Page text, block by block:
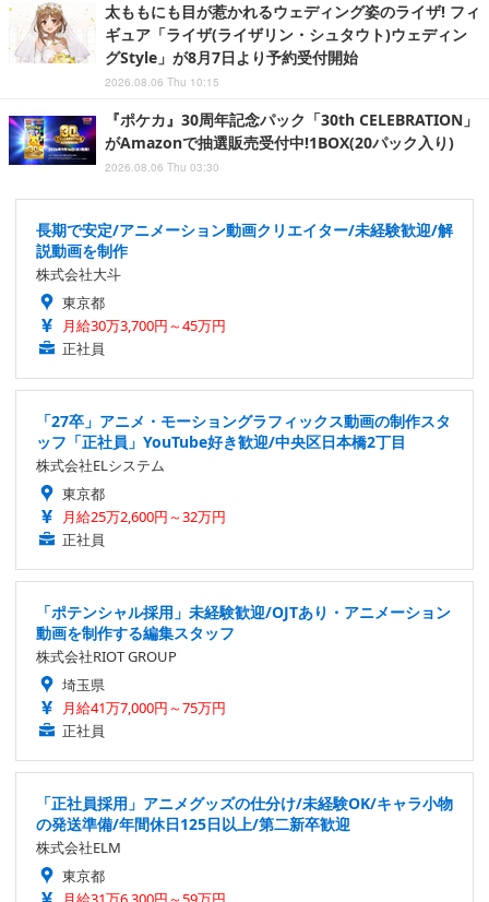
太ももにも目が惹かれるウェディング姿のライザ! フィ
ギュア「ライザ(ライザリン・シュタウト)ウェディン
グStyle」が8月7日より予約受付開始
2026.08.06 Thu 10:15
『ポケカ』30周年記念パック「30th CELEBRATION」
がAmazonで抽選販売受付中!1BOX(20パック入り)
2026.08.06 Thu 03:30
長期で安定/アニメーション動画クリエイター/未経験歓迎/解
説動画を制作
株式会社大斗
東京都
月給30万3,700円～45万円
正社員
「27卒」アニメ・モーショングラフィックス動画の制作スタ
ッフ「正社員」YouTube好き歓迎/中央区日本橋2丁目
株式会社ELシステム
東京都
月給25万2,600円～32万円
正社員
「ポテンシャル採用」未経験歓迎/OJTあり・アニメーション
動画を制作する編集スタッフ
株式会社RIOT GROUP
埼玉県
月給41万7,000円～75万円
正社員
「正社員採用」アニメグッズの仕分け/未経験OK/キャラ小物
の発送準備/年間休日125日以上/第二新卒歓迎
株式会社ELM
東京都